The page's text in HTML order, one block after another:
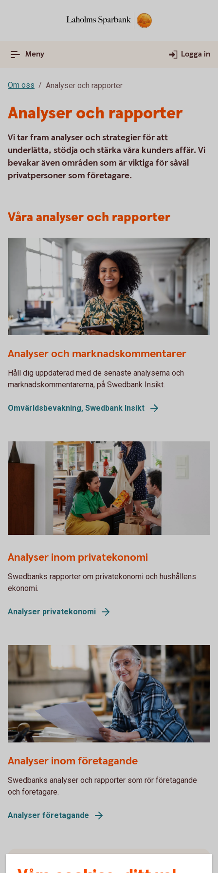
Meny Logga in
Om oss Analyser och rapporter
Analyser och rapporter
Vi tar fram analyser och strategier för att
underlätta, stödja och stärka våra kunders affär. Vi
bevakar även områden som är viktiga för såväl
privatpersoner som företagare.
Våra analyser och rapporter
Analyser och marknadskommentarer
Håll dig uppdaterad med de senaste analyserna och
marknadskommentarerna, på Swedbank Insikt.
Omvärldsbevakning, Swedbank Insikt
Analyser inom privatekonomi
Swedbanks rapporter om privatekonomi och hushållens
ekonomi.
Analyser privatekonomi
Analyser inom företagande
Swedbanks analyser och rapporter som rör företagande
och företagare.
Analyser företagande
Våra finansiella rapporter